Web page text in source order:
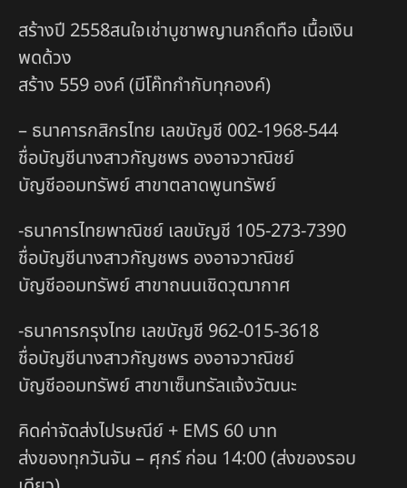
สร้างปี 2558สนใจเช่าบูชาพญานกถึดทือ เนื้อเงิน
พดด้วง
สร้าง 559 องค์ (มีโค๊ทกำกับทุกองค์)
– ธนาคารกสิกรไทย เลขบัญชี 002-1968-544
ชื่อบัญชีนางสาวกัญชพร องอาจวาณิชย์
บัญชีออมทรัพย์ สาขาตลาดพูนทรัพย์
-ธนาคารไทยพาณิชย์ เลขบัญชี 105-273-7390
ชื่อบัญชีนางสาวกัญชพร องอาจวาณิชย์
บัญชีออมทรัพย์ สาขาถนนเชิดวุฒากาศ
-ธนาคารกรุงไทย เลขบัญชี 962-015-3618
ชื่อบัญชีนางสาวกัญชพร องอาจวาณิชย์
บัญชีออมทรัพย์ สาขาเซ็นทรัลแจ้งวัฒนะ
คิดค่าจัดส่งไปรษณีย์ + EMS 60 บาท
ส่งของทุกวันจัน – ศุกร์ ก่อน 14:00 (ส่งของรอบ